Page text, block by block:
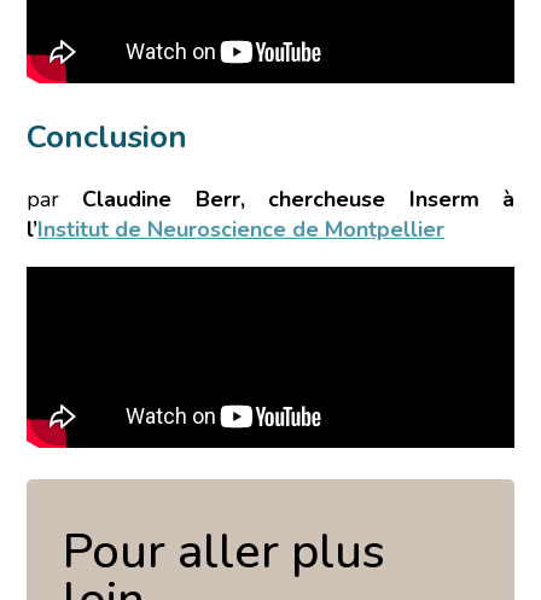
L’écoconception, ça vous
Conclusion
par Claudine Berr, chercheuse Inserm à
l’Institut de Neuroscience de Montpellier
Pour aller plus